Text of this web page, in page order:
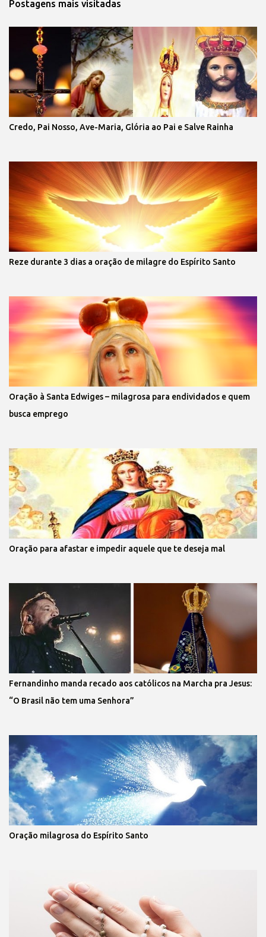
Postagens mais visitadas
Credo, Pai Nosso, Ave-Maria, Glória ao Pai e Salve Rainha
Reze durante 3 dias a oração de milagre do Espírito Santo
Oração à Santa Edwiges – milagrosa para endividados e quem
busca emprego
Oração para afastar e impedir aquele que te deseja mal
Fernandinho manda recado aos católicos na Marcha pra Jesus:
“O Brasil não tem uma Senhora”
Oração milagrosa do Espírito Santo